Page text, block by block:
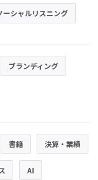
ーシャルリスニング
ブランディング
書籍 決算・業績
AI